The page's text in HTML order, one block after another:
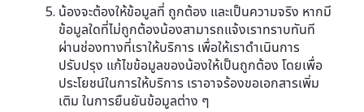
น้องจะต้องให้ข้อมูลที่ ถูกต้อง และเป็นความจริง หากมี
ข้อมูลใดที่ไม่ถูกต้องน้องสามารถแจ้งเราทราบทันที
ผ่านช่องทางที่เราให้บริการ เพื่อให้เราดำเนินการ
ปรับปรุง แก้ไขข้อมูลของน้องให้เป็นถูกต้อง โดยเพื่อ
ประโยชน์ในการให้บริการ เราอาจร้องขอเอกสารเพิ่ม
เติม ในการยืนยันข้อมูลต่าง ๆ